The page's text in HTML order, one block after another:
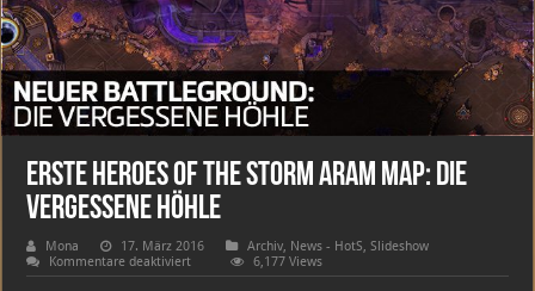
Erste Heroes of the Storm ARAM Map: Die
vergessene Höhle
Mona 17. März 2016 Archiv, News - HotS,Slideshow
Kommentare deaktiviertfür
Erste
6,177 Views